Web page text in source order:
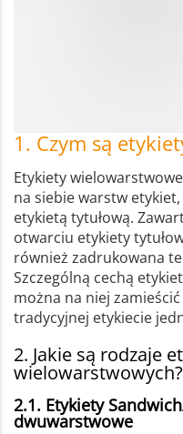
1. Czym są
Etykiety
na siebie warstw
etykietą tytułową.
otwarciu etykiety
również zadrukowana
Szczególną cechą
można na niej
tradycyjnej etykiecie
2. Jakie są rodzaje
wielowarstwowych?
2.1. Etykiety
dwuwarstwowe